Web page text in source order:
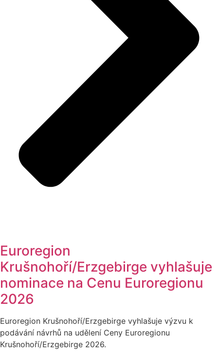
Euroregion
Krušnohoří/Erzgebirge vyhlašuje
nominace na Cenu Euroregionu
2026
Euroregion Krušnohoří/Erzgebirge vyhlašuje výzvu k
podávání návrhů na udělení Ceny Euroregionu
Krušnohoří/Erzgebirge 2026.